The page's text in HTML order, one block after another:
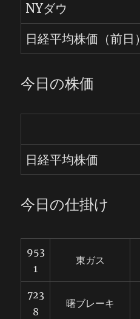
NYダウ
日経平均株価（前日）
今日の株価
日経平均株価
今日の仕掛け
953
1
東ガス
723
8
曙ブレーキ